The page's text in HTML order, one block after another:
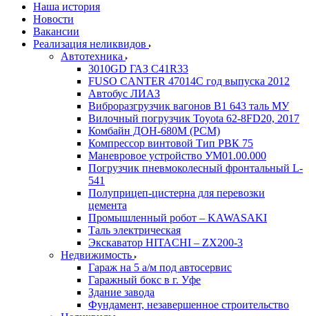
Наша история
Новости
Вакансии
Реализация неликвидов
Автотехника
3010GD ГАЗ С41R33
FUSO CANTER 47014C год выпуска 2012
Автобус ЛИАЗ
Виброразгрузчик вагонов В1 643 таль МУ
Вилочный погрузчик Toyota 62-8FD20, 2017
Комбайн ДОН-680М (РСМ)
Компрессор винтовой Тип РВК 75
Маневровое устройство УМ01.00.000
Погрузчик пневмоколесный фронтальный L-
541
Полуприцеп-цистерна для перевозки
цемента
Промышленный робот – KAWASAKI
Таль электрическая
Экскаватор HITACHI – ZX200-3
Недвижимость
Гараж на 5 а/м под автосервис
Гаражный бокс в г. Уфе
Здание завода
Фундамент, незавершенное строительство